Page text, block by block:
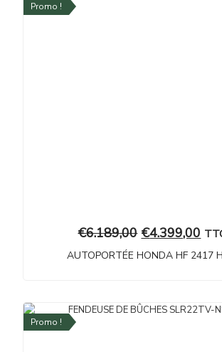
Promo !
€6.189,00 €4.399,00
AUTOPORTÉE HONDA HF 2417
Promo !